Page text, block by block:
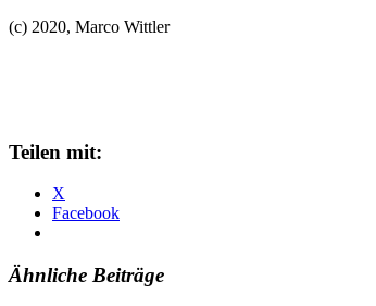
(c) 2020, Marco Wittler
Teilen mit:
X
Facebook
Ähnliche Beiträge